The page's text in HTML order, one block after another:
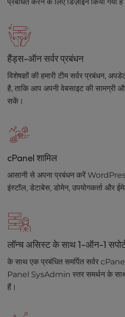
हैंड्स-ऑन सर्वर प्रबंधन
विशेषज्ञों की हमारी टीम सर्वर प्रबंधन,
है, ताकि आप अपनी वेबसाइट की सामग्री
सकें।
cPanel शामिल
आसानी से अपना प्रबंधन करें
इंस्टॉल, डेटाबेस, डोमेन, उपयोगकर्ता और
लॉन्च असिस्ट के साथ 1-ऑन-1
के साथ एक प्रबंधित समर्पित सर्वर
Panel SysAdmin स्तर समर्थन के साथ
हैं।